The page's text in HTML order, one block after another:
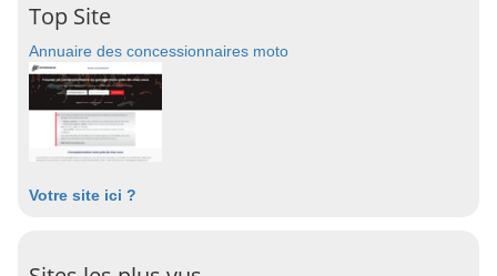
Top Site
Annuaire des concessionnaires moto
Votre site ici ?